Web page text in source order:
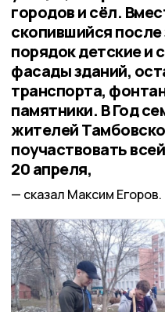
городов и сёл.
скопившийся
порядок детские и
фасады зданий,
транспорта,
памятники. В Год
жителей
поучаствовать
20 апреля,
сказал Максим Егоров.